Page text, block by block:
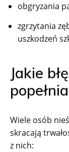
obgryzania
zgrzytania
uszkodzeń
Jakie
Wiele osób
skracają
z nich: